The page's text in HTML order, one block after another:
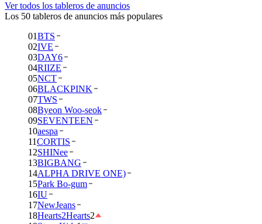
Ver todos los tableros de anuncios
Los 50 tableros de anuncios más populares
01BTS
02IVE
03DAY6
04RIIZE
05NCT
06BLACKPINK
07TWS
08Byeon Woo-seok
09SEVENTEEN
10aespa
11CORTIS
12SHINee
13BIGBANG
14ALPHA DRIVE ONE)
15Park Bo-gum
16IU
17NewJeans
18Hearts2Hearts2